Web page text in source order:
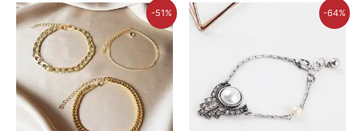
-51%
Prețul
inițial
a
68,00 lei.
Prețul
curent
este:
33,00 lei.
-64%
Prețul
85,00 lei.